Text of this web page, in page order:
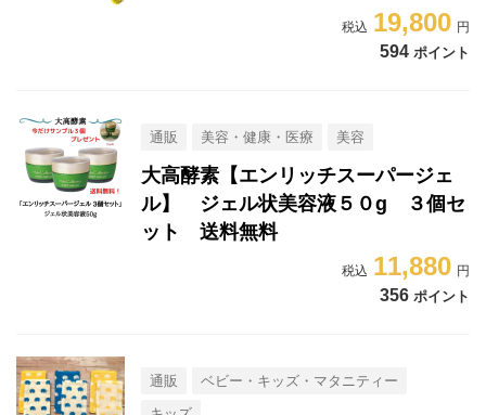
19,800
594 ポイント
通販 美容・健康・医療 美容
大高酵素【エンリッチスーパージェ
ル】 ジェル状美容液５０g ３個セ
ット 送料無料
11,880
356 ポイント
通販
ベビー・キッズ・マタニティー